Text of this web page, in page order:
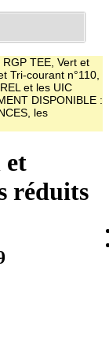
TEE, Vert et
Tri-courant n°110,
et les UIC
DISPONIBLE :
les
et
réduits